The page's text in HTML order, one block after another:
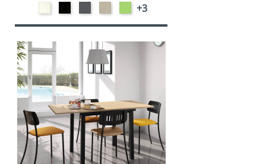
-
Blanc
-
Noir
Polypropylène
-
Gris
foncé
Polypropylène
-
Taupe
Polypropylène
-
Vert
tropical
+3